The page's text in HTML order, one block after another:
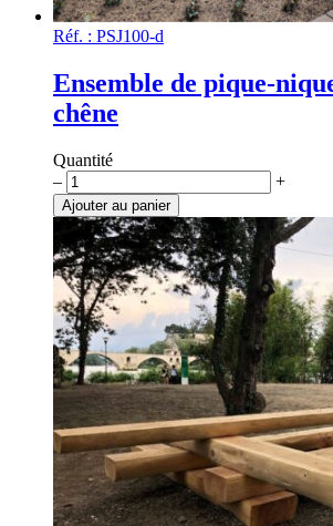
Réf. : PSJ100-d
Ensemble de pique-
chêne
Quantité
quantité
de
Ensemble
pique-
nique
JURA
en
bois
de
chêne
– +
Ajouter au panier